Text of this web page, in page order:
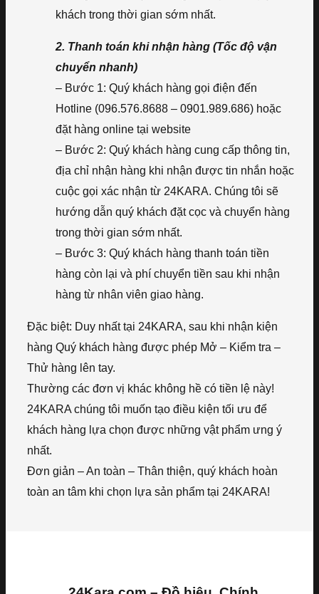
khách trong thời gian sớm nhất.
2. Thanh toán khi nhận hàng (Tốc độ vận
chuyển nhanh)
– Bước 1: Quý khách hàng gọi điện đến
Hotline (096.576.8688 – 0901.989.686) hoặc
đặt hàng online tại website
– Bước 2: Quý khách hàng cung cấp thông tin,
địa chỉ nhận hàng khi nhận được tin nhắn hoặc
cuộc gọi xác nhận từ 24KARA. Chúng tôi sẽ
hướng dẫn quý khách đặt cọc và chuyển hàng
trong thời gian sớm nhất.
– Bước 3: Quý khách hàng thanh toán tiền
hàng còn lại và phí chuyển tiền sau khi nhận
hàng từ nhân viên giao hàng.
Đặc biệt: Duy nhất tại 24KARA, sau khi nhận kiện
hàng Quý khách hàng được phép Mở – Kiểm tra –
Thử hàng lên tay.
Thường các đơn vị khác không hề có tiền lệ này!
24KARA chúng tôi muốn tạo điều kiện tối ưu để
khách hàng lựa chọn được những vật phẩm ưng ý
nhất.
Đơn giản – An toàn – Thân thiện, quý khách hoàn
toàn an tâm khi chọn lựa sản phẩm tại 24KARA!